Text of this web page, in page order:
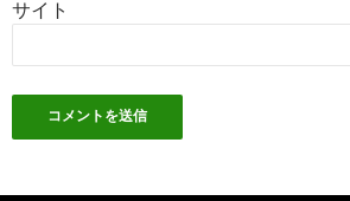
サイト